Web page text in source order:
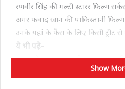
रणवीर सिंह की मल्टी स्टारर फिल्म
अगर फवाद खान की पाकिस्तानी
उनके यहां के फैंस के लिए किसी ट्रीट से
ये भी पढ़े-
मुस्कुराते हुए कारागार से बाहर आए
Show